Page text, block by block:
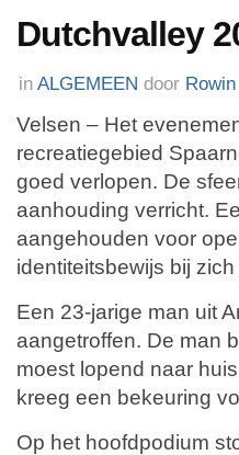
Dutchvalley
in ALGEMEEN door
Velsen – Het
recreatiegebied
goed verlopen. De
aanhouding verricht.
aangehouden voor
identiteitsbewijs bij zich
Een 23-jarige man uit
aangetroffen. De man
moest lopend naar
kreeg een bekeuring
Op het hoofdpodium